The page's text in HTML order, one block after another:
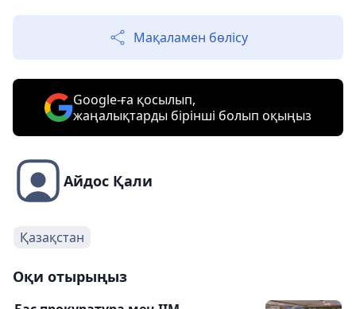
Мақаламен бөлісу
Google-ға қосылып,
жаңалықтарды бірінші болып оқыңыз
Айдос Қали
Қазақстан
Оқи отырыңыз